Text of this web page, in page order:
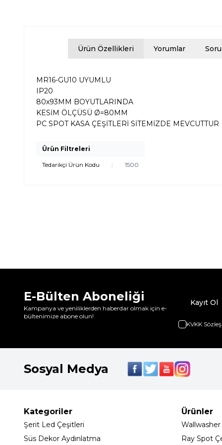
Ürün Özellikleri Yorumlar
MR16-GU10 UYUMLU
IP20
80x93MM BOYUTLARINDA
KESİM ÖLÇÜSÜ Ø=80MM
PC SPOT KASA ÇEŞİTLERİ SİTEMİZDE MEVCUTTUR
Ürün Filtreleri
Tedarikçi Ürün Kodu : 1500
E-Bülten Aboneliği
Kampanya ve yeniliklerden haberdar olmak için e-
bültenimize abone olun!
Kayıt Ol
KVKK
Sosyal Medya
Kategoriler
Şerit Led Çeşitleri
Süs Dekor Aydınlatma
Ürünler
Ray Spot